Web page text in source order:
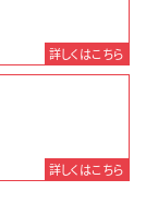
詳しくはこちら
詳しくはこちら